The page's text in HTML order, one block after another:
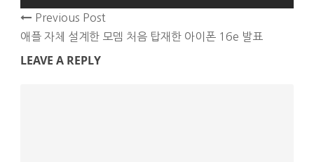
Previous Post
애플 자체 설계한 모뎀 처음 탑재한 아이폰 16e 발표
LEAVE A REPLY